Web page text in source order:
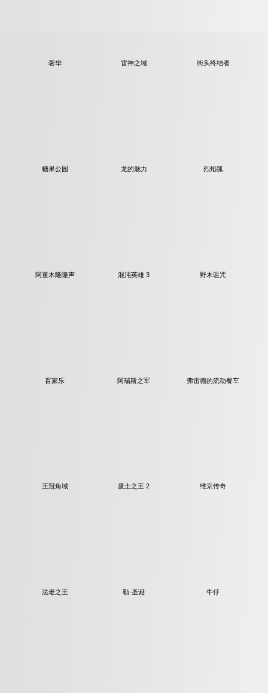
奢华 雷神之域 街头终结者
糖果公园 龙的魅力 烈焰狐
阿童木隆隆声 混沌英雄 3 野木诅咒
百家乐 阿瑞斯之军 弗雷德的流动餐车
王冠角域 废土之王 2 维京传奇
法老之王 勒·圣诞 牛仔